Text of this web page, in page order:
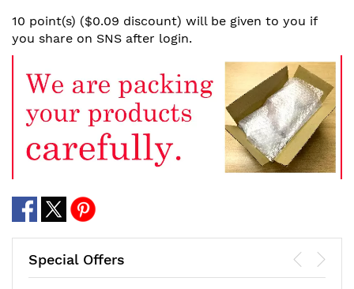
10 point(s) ($0.09 discount) will be given to you if
you share on SNS after login.
Special Offers